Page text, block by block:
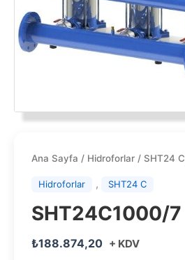
Ana Sayfa / Hidroforlar / SHT24 C
Hidroforlar , SHT24 C
SHT24C1000/7
₺188.874,20 + KDV